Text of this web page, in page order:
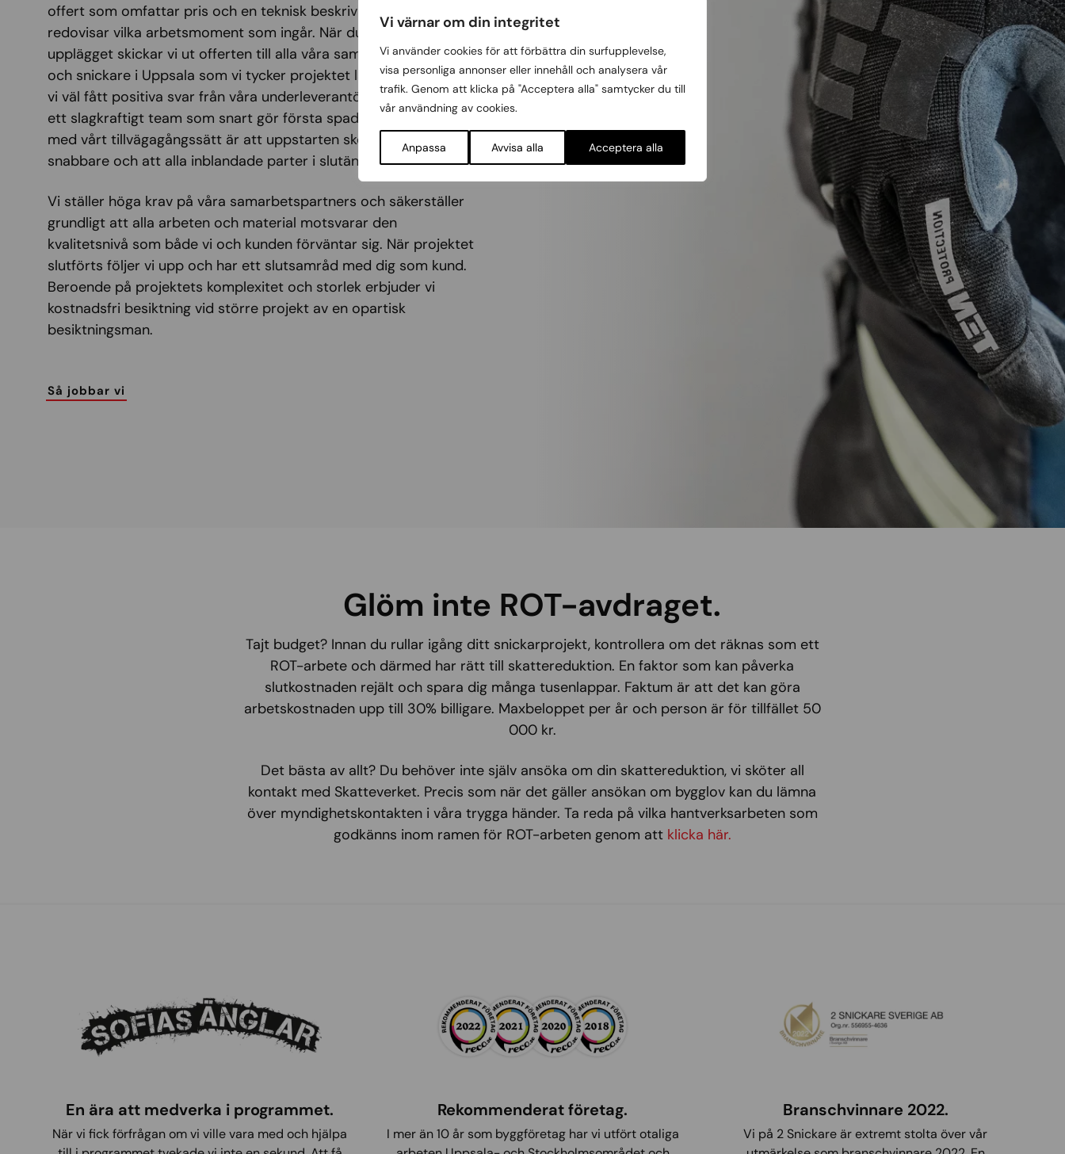
Vi värnar om din integritet
Vi använder cookies för att förbättra din surfupplevelse,
visa personliga annonser eller innehåll och analysera vår
trafik. Genom att klicka på "Acceptera alla" samtycker du till
vår användning av cookies.
Anpassa Avvisa alla Acceptera alla
offert som omfattar pris och en teknisk beskrivning som tydligt
redovisar vilka arbetsmoment som ingår. När du godkänt
upplägget skickar vi ut offerten till alla våra samarbetspartners
och snickare i Uppsala som vi tycker projektet lämpar sig för. När
vi väl fått positiva svar från våra underleverantörer sätter vi ihop
ett slagkraftigt team som snart gör första spadtaget. Fördelen
med vårt tillvägagångssätt är att uppstarten sker betydligt
snabbare och att alla inblandade parter i slutändan blir belåtna.
Vi ställer höga krav på våra samarbetspartners och säkerställer
grundligt att alla arbeten och material motsvarar den
kvalitetsnivå som både vi och kunden förväntar sig. När projektet
slutförts följer vi upp och har ett slutsamråd med dig som kund.
Beroende på projektets komplexitet och storlek erbjuder vi
kostnadsfri besiktning vid större projekt av en opartisk
besiktningsman.
Så jobbar vi
Glöm inte ROT-avdraget.
Tajt budget? Innan du rullar igång ditt snickarprojekt, kontrollera om det räknas som ett
ROT-arbete och därmed har rätt till skattereduktion. En faktor som kan påverka
slutkostnaden rejält och spara dig många tusenlappar. Faktum är att det kan göra
arbetskostnaden upp till 30% billigare. Maxbeloppet per år och person är för tillfället 50
000 kr.
Det bästa av allt? Du behöver inte själv ansöka om din skattereduktion, vi sköter all
kontakt med Skatteverket. Precis som när det gäller ansökan om bygglov kan du lämna
över myndighetskontakten i våra trygga händer. Ta reda på vilka hantverksarbeten som
godkänns inom ramen för ROT-arbeten genom att klicka här.
En ära att medverka i programmet.
När vi fick förfrågan om vi ville vara med och hjälpa
Rekommenderat företag.
I mer än 10 år som byggföretag har vi utfört otaliga
Branschvinnare 2022.
Vi på 2 Snickare är extremt stolta över vår